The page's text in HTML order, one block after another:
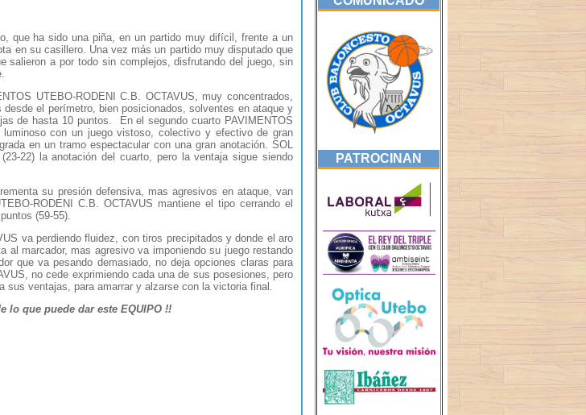
que ha sido una piña, en un partido muy difícil, frente a un
en su casillero. Una vez más un partido muy disputado que
salieron a por todo sin complejos, disfrutando del juego, sin
UTEBO-RODENI C.B. OCTAVUS, muy concentrados,
el perímetro, bien posicionados, solventes en ataque y
de hasta 10 puntos. En el segundo cuarto PAVIMENTOS
con un juego vistoso, colectivo y efectivo de gran
en un tramo espectacular con una gran anotación. SOL
22) la anotación del cuarto, pero la ventaja sigue siendo
su presión defensiva, mas agresivos en ataque, van
RODENI C.B. OCTAVUS mantiene el tipo cerrando el
(59-55).
va perdiendo fluidez, con tiros precipitados y donde el aro
marcador, mas agresivo va imponiendo su juego restando
que va pesando demasiado, no deja opciones claras para
no cede exprimiendo cada una de sus posesiones, pero
ventajas, para amarrar y alzarse con la victoria final.
lo que puede dar este EQUIPO !!
PATROCINAN